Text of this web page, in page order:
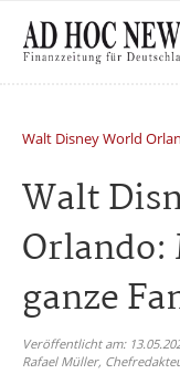
Walt Disney World
Walt
Orlando:
ganze
Veröffentlicht am:
Rafael Müller,